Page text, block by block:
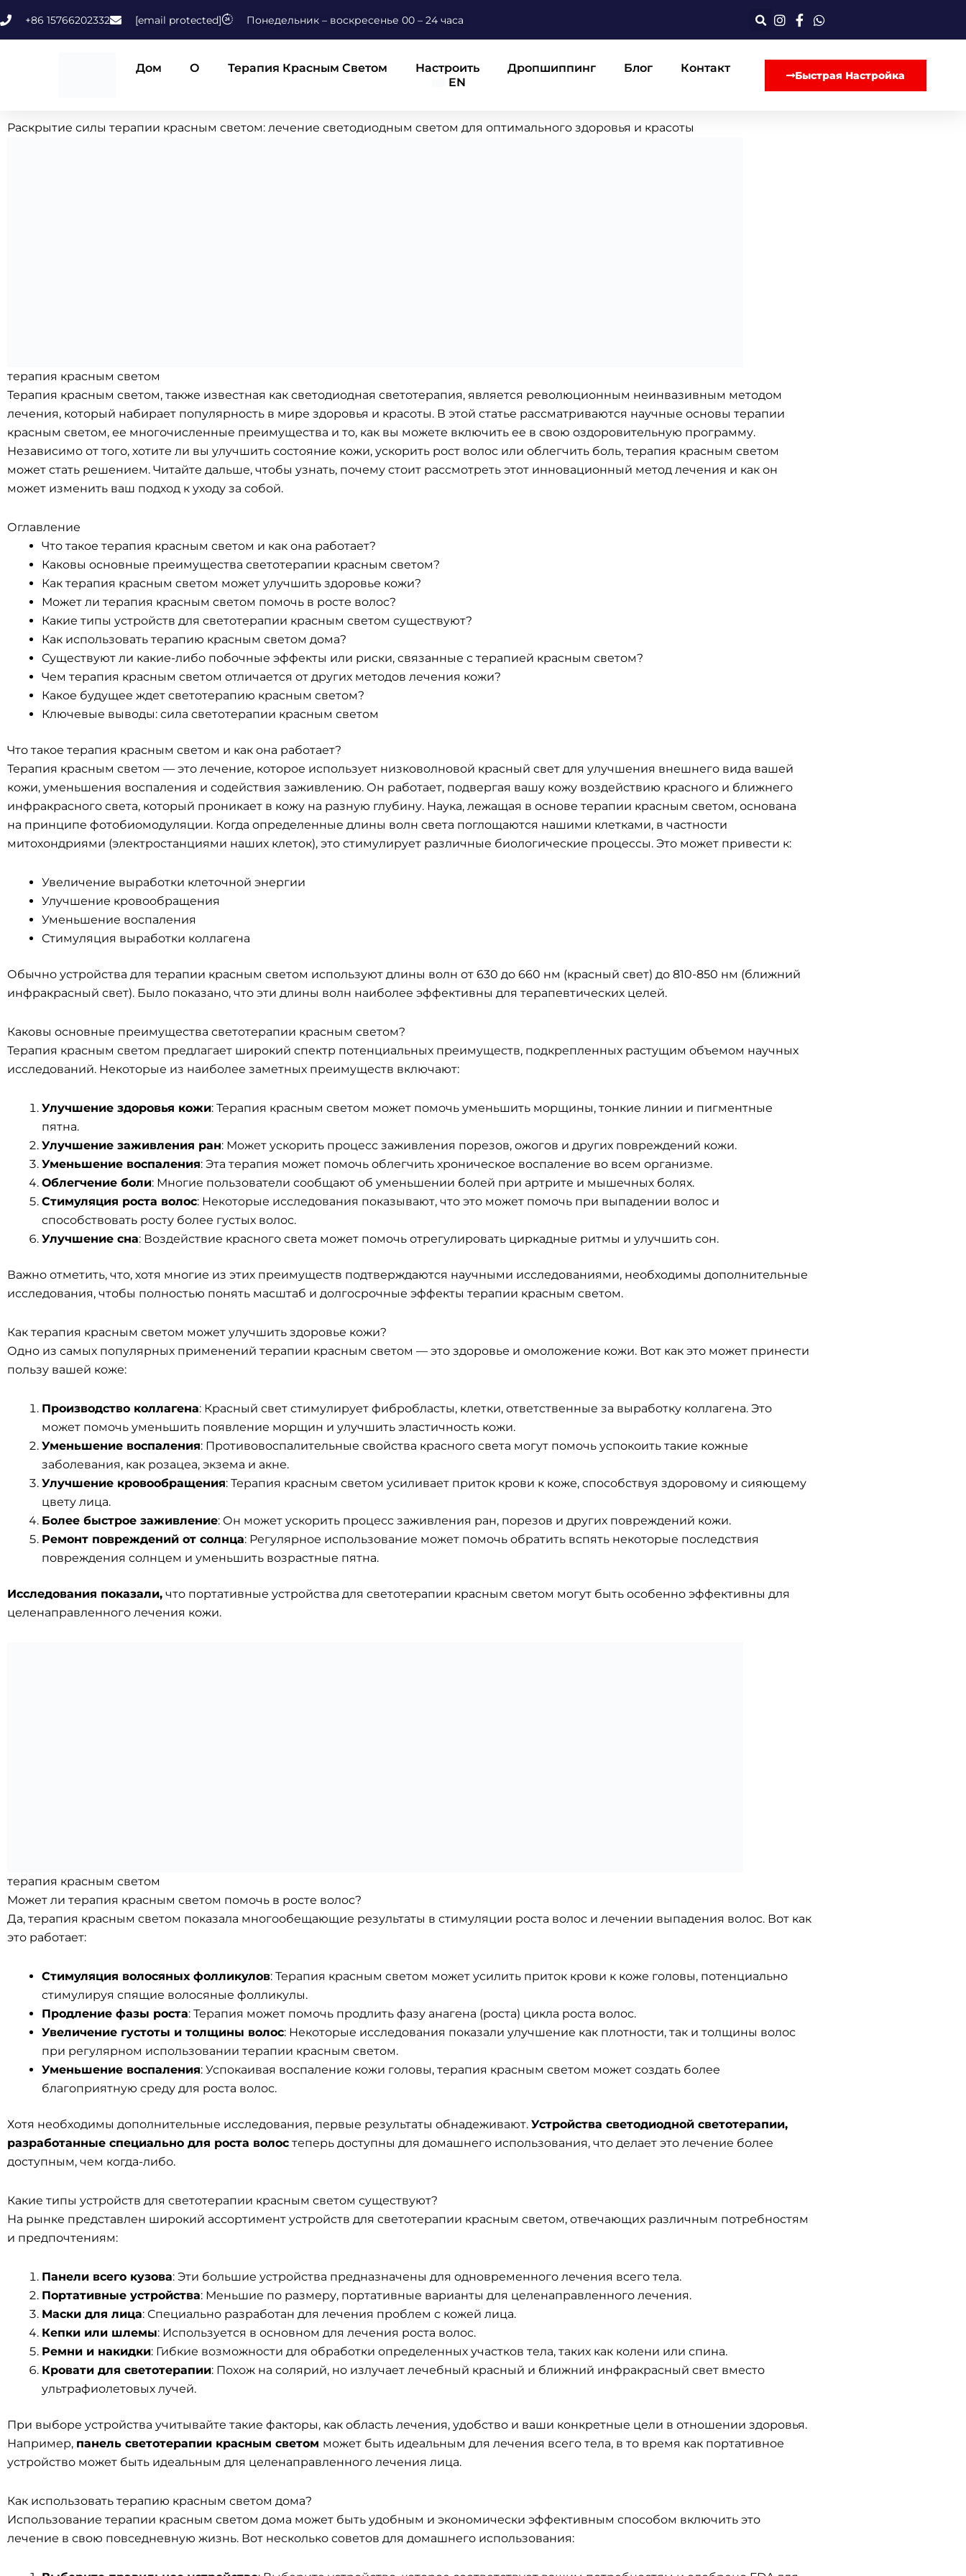
к
+86 15766202332 [email protected] Понедельник – воскресенье 00 – 24 часа
Дом О Терапия Красным Светом Настроить Дропшиппинг Блог
Контакт
EN
Быстрая Настройка
Раскрытие силы терапии красным светом: лечение светодиодным светом для оптимального здоровья и красоты
терапия красным светом
Терапия красным светом, также известная как светодиодная светотерапия, является революционным неинвазивным методом
лечения, который набирает популярность в мире здоровья и красоты. В этой статье рассматриваются научные основы терапии
красным светом, ее многочисленные преимущества и то, как вы можете включить ее в свою оздоровительную программу.
Независимо от того, хотите ли вы улучшить состояние кожи, ускорить рост волос или облегчить боль, терапия красным светом
может стать решением. Читайте дальше, чтобы узнать, почему стоит рассмотреть этот инновационный метод лечения и как он
может изменить ваш подход к уходу за собой.
Оглавление
Что такое терапия красным светом и как она работает?
Каковы основные преимущества светотерапии красным светом?
Как терапия красным светом может улучшить здоровье кожи?
Может ли терапия красным светом помочь в росте волос?
Какие типы устройств для светотерапии красным светом существуют?
Как использовать терапию красным светом дома?
Существуют ли какие-либо побочные эффекты или риски, связанные с терапией красным светом?
Чем терапия красным светом отличается от других методов лечения кожи?
Какое будущее ждет светотерапию красным светом?
Ключевые выводы: сила светотерапии красным светом
Что такое терапия красным светом и как она работает?
Терапия красным светом — это лечение, которое использует низковолновой красный свет для улучшения внешнего вида вашей
кожи, уменьшения воспаления и содействия заживлению. Он работает, подвергая вашу кожу воздействию красного и ближнего
инфракрасного света, который проникает в кожу на разную глубину. Наука, лежащая в основе терапии красным светом, основана
на принципе фотобиомодуляции. Когда определенные длины волн света поглощаются нашими клетками, в частности
митохондриями (электростанциями наших клеток), это стимулирует различные биологические процессы. Это может привести к:
Увеличение выработки клеточной энергии
Улучшение кровообращения
Уменьшение воспаления
Стимуляция выработки коллагена
Обычно устройства для терапии красным светом используют длины волн от 630 до 660 нм (красный свет) до 810-850 нм (ближний
инфракрасный свет). Было показано, что эти длины волн наиболее эффективны для терапевтических целей.
Каковы основные преимущества светотерапии красным светом?
Терапия красным светом предлагает широкий спектр потенциальных преимуществ, подкрепленных растущим объемом научных
исследований. Некоторые из наиболее заметных преимуществ включают:
Улучшение здоровья кожи: Терапия красным светом может помочь уменьшить морщины, тонкие линии и пигментные
пятна.
Улучшение заживления ран: Может ускорить процесс заживления порезов, ожогов и других повреждений кожи.
Уменьшение воспаления: Эта терапия может помочь облегчить хроническое воспаление во всем организме.
Облегчение боли: Многие пользователи сообщают об уменьшении болей при артрите и мышечных болях.
Стимуляция роста волос: Некоторые исследования показывают, что это может помочь при выпадении волос и
способствовать росту более густых волос.
Улучшение сна: Воздействие красного света может помочь отрегулировать циркадные ритмы и улучшить сон.
Важно отметить, что, хотя многие из этих преимуществ подтверждаются научными исследованиями, необходимы дополнительные
исследования, чтобы полностью понять масштаб и долгосрочные эффекты терапии красным светом.
Как терапия красным светом может улучшить здоровье кожи?
Одно из самых популярных применений терапии красным светом — это здоровье и омоложение кожи. Вот как это может принести
пользу вашей коже:
Производство коллагена: Красный свет стимулирует фибробласты, клетки, ответственные за выработку коллагена. Это
может помочь уменьшить появление морщин и улучшить эластичность кожи.
Уменьшение воспаления: Противовоспалительные свойства красного света могут помочь успокоить такие кожные
заболевания, как розацеа, экзема и акне.
Улучшение кровообращения: Терапия красным светом усиливает приток крови к коже, способствуя здоровому и сияющему
цвету лица.
Более быстрое заживление: Он может ускорить процесс заживления ран, порезов и других повреждений кожи.
Ремонт повреждений от солнца: Регулярное использование может помочь обратить вспять некоторые последствия
повреждения солнцем и уменьшить возрастные пятна.
Исследования показали, что портативные устройства для светотерапии красным светом могут быть особенно эффективны для
целенаправленного лечения кожи.
терапия красным светом
Может ли терапия красным светом помочь в росте волос?
Да, терапия красным светом показала многообещающие результаты в стимуляции роста волос и лечении выпадения волос. Вот как
это работает:
Стимуляция волосяных фолликулов: Терапия красным светом может усилить приток крови к коже головы, потенциально
стимулируя спящие волосяные фолликулы.
Продление фазы роста: Терапия может помочь продлить фазу анагена (роста) цикла роста волос.
Увеличение густоты и толщины волос: Некоторые исследования показали улучшение как плотности, так и толщины волос
при регулярном использовании терапии красным светом.
Уменьшение воспаления: Успокаивая воспаление кожи головы, терапия красным светом может создать более
благоприятную среду для роста волос.
Хотя необходимы дополнительные исследования, первые результаты обнадеживают. Устройства светодиодной светотерапии,
разработанные специально для роста волос теперь доступны для домашнего использования, что делает это лечение более
доступным, чем когда-либо.
Какие типы устройств для светотерапии красным светом существуют?
На рынке представлен широкий ассортимент устройств для светотерапии красным светом, отвечающих различным потребностям
и предпочтениям:
Панели всего кузова: Эти большие устройства предназначены для одновременного лечения всего тела.
Портативные устройства: Меньшие по размеру, портативные варианты для целенаправленного лечения.
Маски для лица: Специально разработан для лечения проблем с кожей лица.
Кепки или шлемы: Используется в основном для лечения роста волос.
Ремни и накидки: Гибкие возможности для обработки определенных участков тела, таких как колени или спина.
Кровати для светотерапии: Похож на солярий, но излучает лечебный красный и ближний инфракрасный свет вместо
ультрафиолетовых лучей.
При выборе устройства учитывайте такие факторы, как область лечения, удобство и ваши конкретные цели в отношении здоровья.
Например, панель светотерапии красным светом может быть идеальным для лечения всего тела, в то время как портативное
устройство может быть идеальным для целенаправленного лечения лица.
Как использовать терапию красным светом дома?
Использование терапии красным светом дома может быть удобным и экономически эффективным способом включить это
лечение в свою повседневную жизнь. Вот несколько советов для домашнего использования: